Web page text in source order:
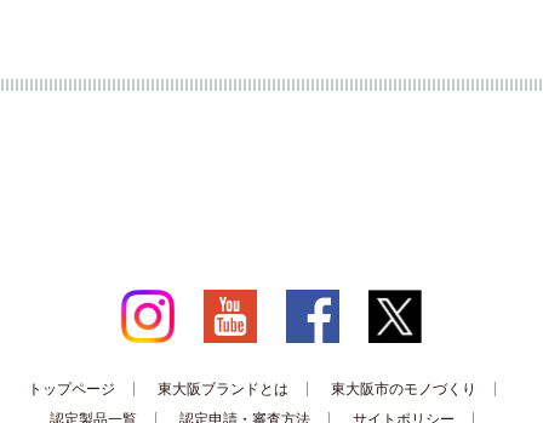
トップページ 東大阪ブランドとは
東大阪市のモノづくり